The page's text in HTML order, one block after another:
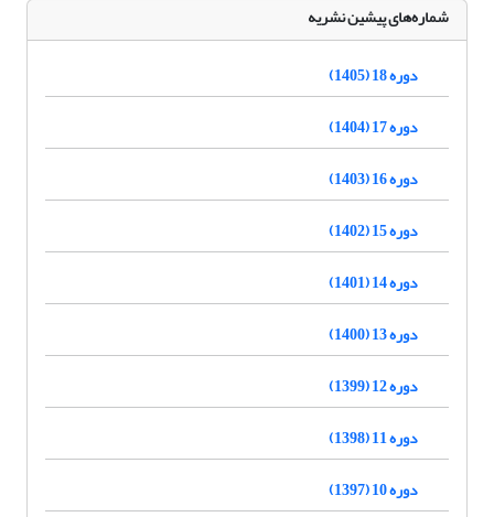
شماره‌های پیشین نشریه
دوره 18 (1405)
دوره 17 (1404)
دوره 16 (1403)
دوره 15 (1402)
دوره 14 (1401)
دوره 13 (1400)
دوره 12 (1399)
دوره 11 (1398)
دوره 10 (1397)